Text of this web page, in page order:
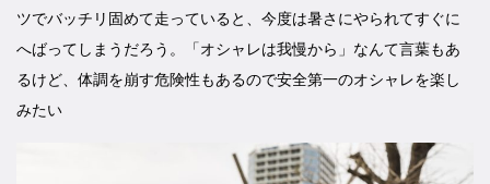
ツでバッチリ固めて走っていると、今度は暑さにやられてすぐに
へばってしまうだろう。「オシャレは我慢から」なんて言葉もあ
るけど、体調を崩す危険性もあるので安全第一のオシャレを楽し
みたい